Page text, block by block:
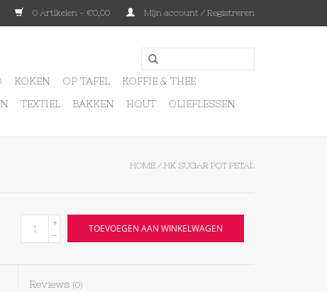
0 Artikelen - €0,00 Mijn account / Registreren
KOKEN OP TAFEL
KOFFIE & THEE
TEXTIEL BAKKEN HOUT OLIEFLESSEN
HOME / HK SUGAR POT PETAL
+
-
TOEVOEGEN AAN WINKELWAGEN
Reviews (0)